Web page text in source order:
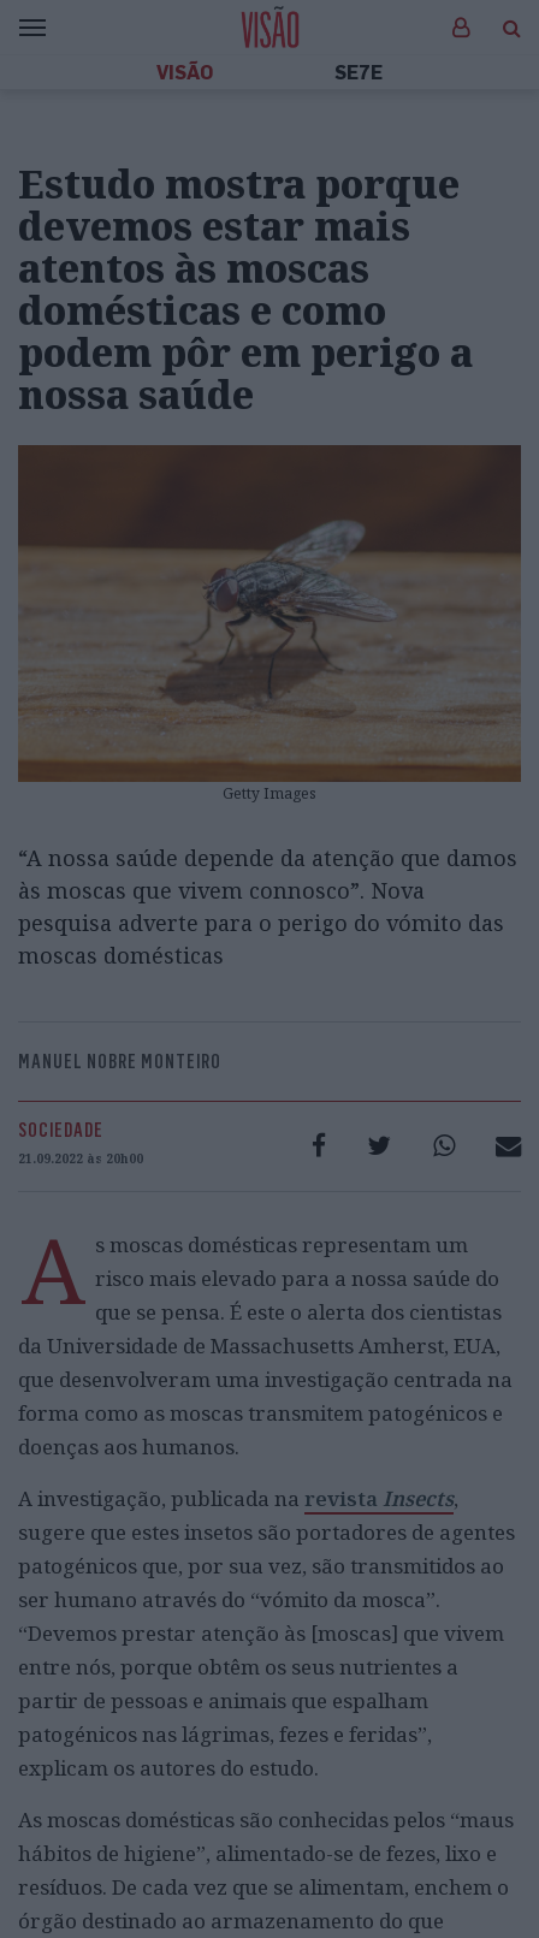
VISÃO SE7E
Estudo mostra porque
devemos estar mais
atentos às moscas
domésticas e como
podem pôr em perigo a
nossa saúde
Getty Images
“A nossa saúde depende da atenção que damos
às moscas que vivem connosco”. Nova
pesquisa adverte para o perigo do vómito das
moscas domésticas
MANUEL NOBRE MONTEIRO
SOCIEDADE
21.09.2022 às 20h00
A s moscas domésticas representam um
risco mais elevado para a nossa saúde do
que se pensa. É este o alerta dos cientistas
da Universidade de Massachusetts Amherst, EUA,
que desenvolveram uma investigação centrada na
forma como as moscas transmitem patogénicos e
doenças aos humanos.
A investigação, publicada na revista Insects,
sugere que estes insetos são portadores de agentes
patogénicos que, por sua vez, são transmitidos ao
ser humano através do “vómito da mosca”.
“Devemos prestar atenção às [moscas] que vivem
entre nós, porque obtêm os seus nutrientes a
partir de pessoas e animais que espalham
patogénicos nas lágrimas, fezes e feridas”,
explicam os autores do estudo.
As moscas domésticas são conhecidas pelos “maus
hábitos de higiene”, alimentado-se de fezes, lixo e
resíduos. De cada vez que se alimentam, enchem o
órgão destinado ao armazenamento do que